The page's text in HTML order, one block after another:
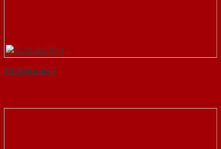
Tủ Quần Áo 1